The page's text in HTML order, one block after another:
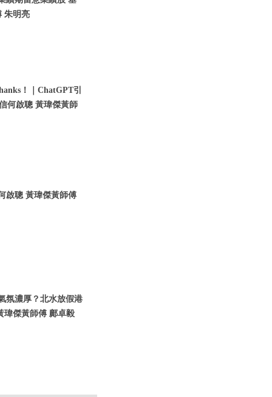
朱明亮
！｜ChatGPT引
何啟聰 黃瑋傑黃師
啟聰 黃瑋傑黃師傅
氛濃厚？北水放假港
瑋傑黃師傅 鄺卓毅